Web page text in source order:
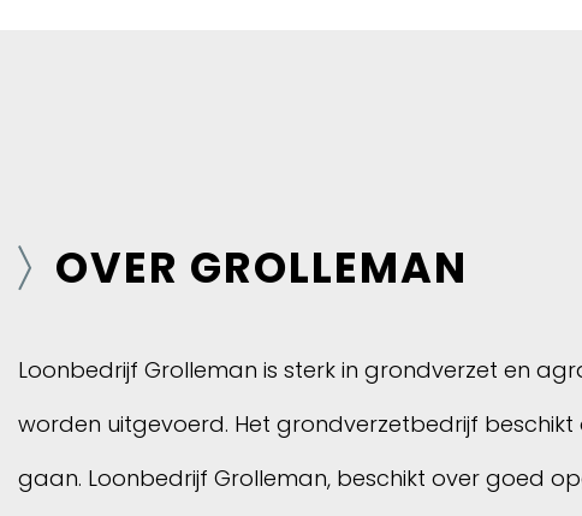
OVER GROLLEMAN
Loonbedrijf Grolleman is sterk in grondverzet en
worden uitgevoerd. Het grondverzetbedrijf
gaan. Loonbedrijf Grolleman, beschikt over goed